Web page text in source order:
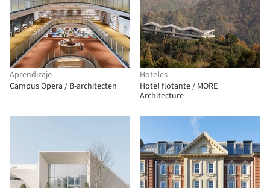
Aprendizaje
Campus Opera / B-architecten
Hoteles
Hotel flotante / MORE
Architecture